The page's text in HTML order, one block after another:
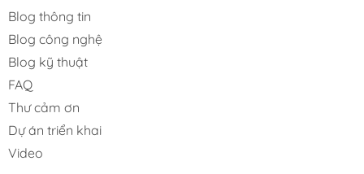
Blog thông tin
Blog công nghệ
Blog kỹ thuật
FAQ
Thư cảm ơn
Dự án triển khai
Video